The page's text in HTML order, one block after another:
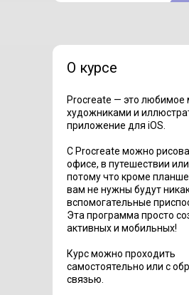
О курсе
Procreate — это любимое
художниками и
приложение для iOS.
С Procreate можно
офисе, в путешествии
потому что кроме
вам не нужны будут
вспомогательные
Эта программа просто
активных и мобильных!
Курс можно проходить
самостоятельно или с
связью.